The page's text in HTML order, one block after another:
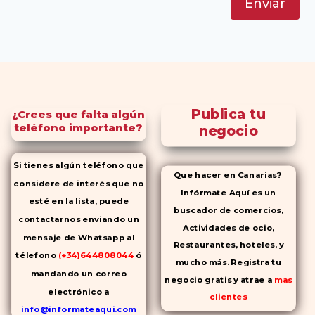
Enviar
¿Crees que falta algún
teléfono importante?
Si tienes algún teléfono que
considere de interés que no
esté en la lista, puede
contactarnos enviando un
mensaje de Whatsapp al
télefono (+34)644808044 ó
mandando un correo
electrónico a
info@informateaqui.com
Publica tu
negocio
Que hacer en Canarias?
Infórmate Aquí es un
buscador de comercios,
Actividades de ocio,
Restaurantes, hoteles, y
mucho más. Registra tu
negocio gratis y atrae a mas
clientes